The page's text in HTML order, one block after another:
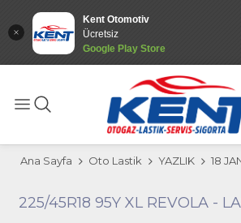
Kent Otomotiv
Ücretsiz
Google Play Store
Ana Sayfa Oto Lastik YAZLIK 18
225/45R18 95Y XL REVOLA -